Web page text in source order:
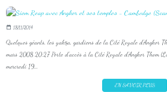
18/11/2014
Quelques géants, les yakṣa, gardiens de la Cité Royale d'Angkor
mars 2008 20:27 Porte d'accès à la Cité Royale d'Angkor Thom
mercredi 19...
EN SAVOIR PLUS